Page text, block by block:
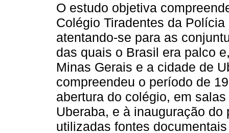
O estudo objetiva
Colégio Tiradentes da
atentando-se para as
das quais o Brasil era palco
Minas Gerais e a cidade de
compreendeu o período de
abertura do colégio, em
Uberaba, e à inauguração
utilizadas fontes